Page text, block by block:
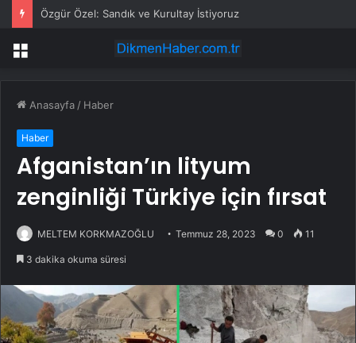
Özgür Özel: Sandık ve Kurultay İstiyoruz
Menü
Anasayfa / Haber
Haber
Afganistan’ın lityum
zenginliği Türkiye için fırsat
MELTEM KORKMAZOĞLU Temmuz 28, 2023 0 11
3 dakika okuma süresi